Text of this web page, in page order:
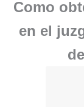
Como
en el